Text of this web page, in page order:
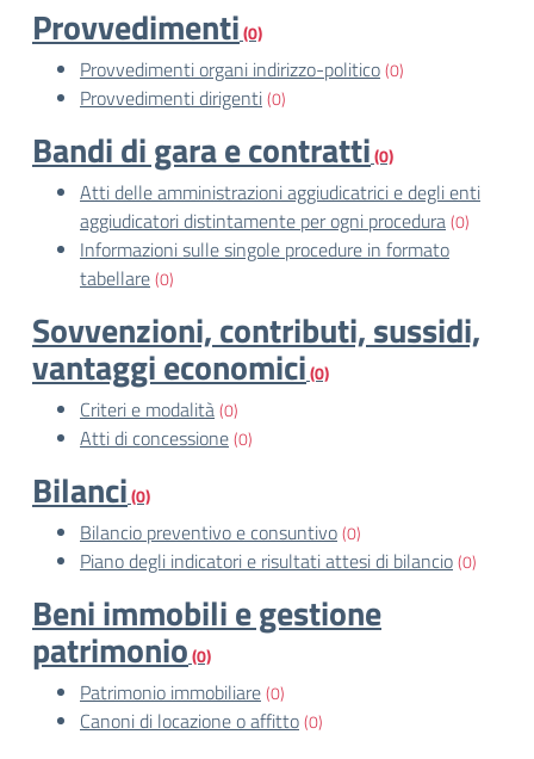
Provvedimenti(0)
Provvedimenti organi indirizzo-politico(0)
Provvedimenti dirigenti(0)
Bandi di gara e contratti(0)
Atti delle amministrazioni aggiudicatrici e degli enti
aggiudicatori distintamente per ogni procedura(0)
Informazioni sulle singole procedure in formato
tabellare(0)
Sovvenzioni, contributi, sussidi,
vantaggi economici(0)
Criteri e modalità(0)
Atti di concessione(0)
Bilanci(0)
Bilancio preventivo e consuntivo(0)
Piano degli indicatori e risultati attesi di bilancio(0)
Beni immobili e gestione
patrimonio(0)
Patrimonio immobiliare(0)
Canoni di locazione o affitto(0)